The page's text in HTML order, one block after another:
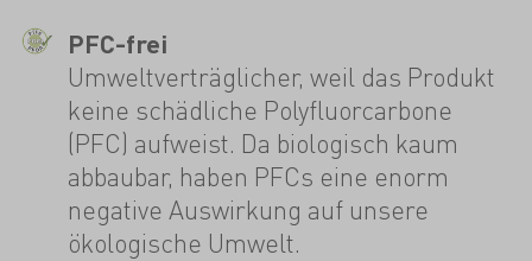
PFC-frei
Umweltverträglicher, weil das Produkt
keine schädliche Polyfluorcarbone
(PFC) aufweist. Da biologisch kaum
abbaubar, haben PFCs eine enorm
negative Auswirkung auf unsere
ökologische Umwelt.